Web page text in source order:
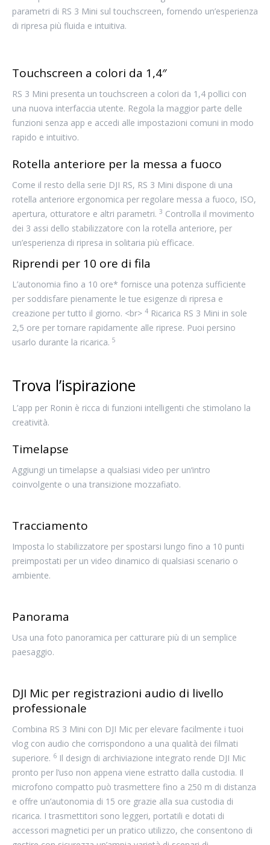
parametri di RS 3 Mini sul touchscreen, fornendo un’esperienza
di ripresa più fluida e intuitiva.
Touchscreen a colori da 1,4″
RS 3 Mini presenta un touchscreen a colori da 1,4 pollici con
una nuova interfaccia utente. Regola la maggior parte delle
funzioni senza app e accedi alle impostazioni comuni in modo
rapido e intuitivo.
Rotella anteriore per la messa a fuoco
Come il resto della serie DJI RS, RS 3 Mini dispone di una
rotella anteriore ergonomica per regolare messa a fuoco, ISO,
apertura, otturatore e altri parametri. 3 Controlla il movimento
dei 3 assi dello stabilizzatore con la rotella anteriore, per
un’esperienza di ripresa in solitaria più efficace.
Riprendi per 10 ore di fila
L’autonomia fino a 10 ore* fornisce una potenza sufficiente
per soddisfare pienamente le tue esigenze di ripresa e
creazione per tutto il giorno. <br> 4 Ricarica RS 3 Mini in sole
2,5 ore per tornare rapidamente alle riprese. Puoi persino
usarlo durante la ricarica. 5
Trova l’ispirazione
L’app per Ronin è ricca di funzioni intelligenti che stimolano la
creatività.
Timelapse
Aggiungi un timelapse a qualsiasi video per un‘intro
coinvolgente o una transizione mozzafiato.
Tracciamento
Imposta lo stabilizzatore per spostarsi lungo fino a 10 punti
preimpostati per un video dinamico di qualsiasi scenario o
ambiente.
Panorama
Usa una foto panoramica per catturare più di un semplice
paesaggio.
DJI Mic per registrazioni audio di livello
professionale
Combina RS 3 Mini con DJI Mic per elevare facilmente i tuoi
vlog con audio che corrispondono a una qualità dei filmati
superiore. 6 Il design di archiviazione integrato rende DJI Mic
pronto per l’uso non appena viene estratto dalla custodia. Il
microfono compatto può trasmettere fino a 250 m di distanza
e offre un’autonomia di 15 ore grazie alla sua custodia di
ricarica. I trasmettitori sono leggeri, portatili e dotati di
accessori magnetici per un pratico utilizzo, che consentono di